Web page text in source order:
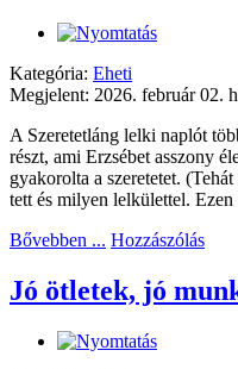
Kategória: Eheti
Megjelent: 2026. február 02.
A Szeretetláng lelki naplót
részt, ami Erzsébet asszony
gyakorolta a szeretetet.
tett és milyen lelkülettel.
Bővebben ... Hozzászólás
Jó ötletek, jó